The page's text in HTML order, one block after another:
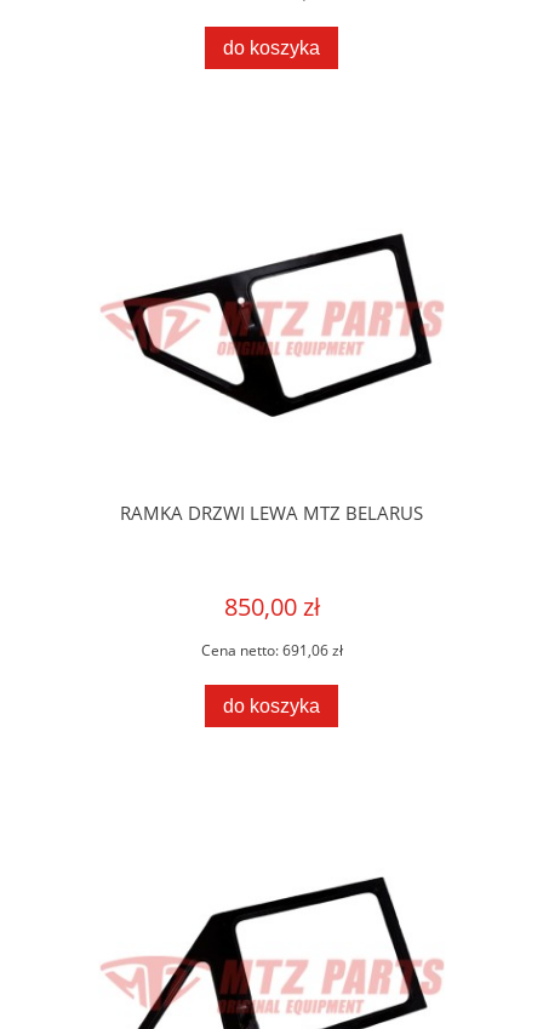
do koszyka
RAMKA DRZWI LEWA MTZ BELARUS
850,00 zł
Cena netto:691,06 zł
do koszyka